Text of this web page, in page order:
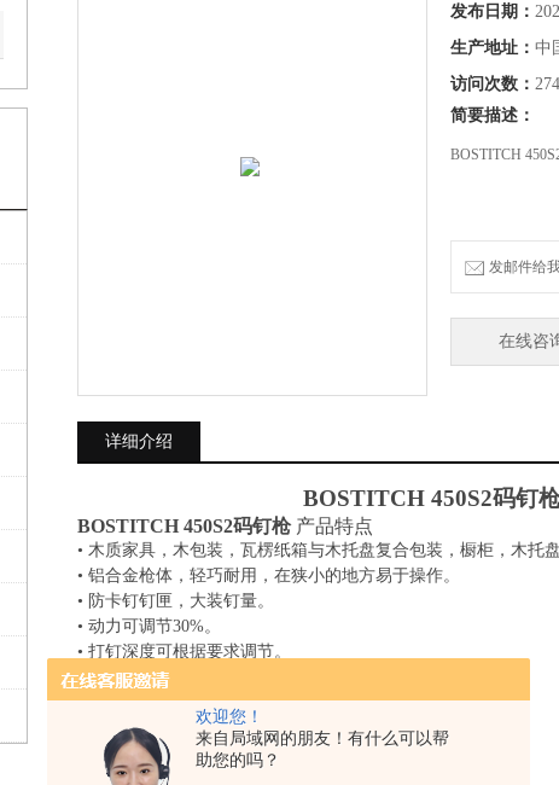
欢迎您！
来自局域网的朋友！有什么可以帮
助您的吗？
发布日期：
生产地址： 中
访问次数：
简要描述：
BOSTITCH
发邮件给
在线咨
详细介绍
BOSTITCH450S2码钉
BOSTITCH 450S2码钉枪产品特点
• 木质家具，木包装，瓦楞纸箱与木托盘复合包装，橱柜，木托
• 铝合金枪体，轻巧耐用，在狭小的地方易于操作。
• 防卡钉钉匣，大装钉量。
• 动力可调节30%。
• 打钉深度可根据要求调节。
•后部排气口，防止出气对着操作人员。
•模制橡胶把柄寿命持久。
BOSTITCH 450S2码钉枪
装钉量:160 max
工具重量 :2.08Kg